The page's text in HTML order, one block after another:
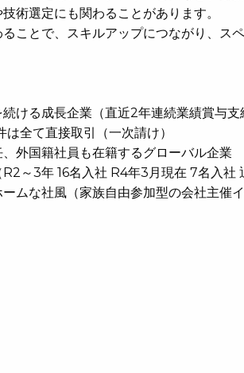
術選定にも関わることがあります。
ことで、スキルアップにつながり、ス
ける成長企業（直近2年連続業績賞与支
全て直接取引（一次請け）
外国籍社員も在籍するグローバル企業
～3年 16名入社 R4年3月現在 7名入社
ムな社風（家族自由参加型の会社主催イ